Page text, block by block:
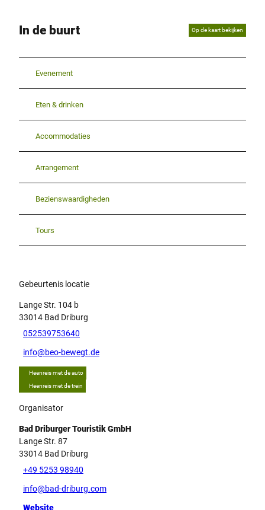
In de buurt Op de kaart bekijken
Evenement
Eten & drinken
Accommodaties
Arrangement
Bezienswaardigheden
Tours
Gebeurtenis locatie
Lange Str. 104 b
33014 Bad Driburg
052539753640
info@beo-bewegt.de
Heenreis met de auto
Heenreis met de trein
Organisator
Bad Driburger Touristik GmbH
Lange Str. 87
33014 Bad Driburg
+49 5253 98940
info@bad-driburg.com
Website